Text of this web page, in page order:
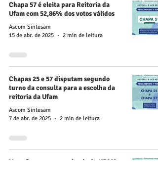
Chapa 57 é eleita para Reitoria da
Ufam com 52,86% dos votos válidos
Ascom Sintesam
15 de abr. de 2025
2 min de leitura
Chapas 25 e 57 disputam segundo
turno da consulta para a escolha da
reitoria da Ufam
Ascom Sintesam
7 de abr. de 2025
2 min de leitura
Votação para nova reitoria da UFAM